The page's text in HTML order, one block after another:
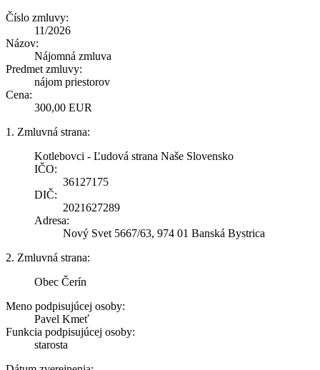
Číslo zmluvy:
11/2026
Názov:
Nájomná zmluva
Predmet zmluvy:
nájom priestorov
Cena:
300,00 EUR
1. Zmluvná strana:
Kotlebovci - Ľudová strana Naše Slovensko
IČO:
36127175
DIČ:
2021627289
Adresa:
Nový Svet 5667/63, 974 01 Banská Bystrica
2. Zmluvná strana:
Obec Čerín
Meno podpisujúcej osoby:
Pavel Kmeť
Funkcia podpisujúcej osoby:
starosta